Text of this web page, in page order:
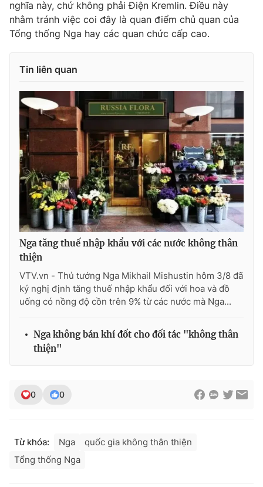
Ðiện thoại Thời báo VTV: 024.66 897 897
Email: toasoan@vtv.vn
Liên hệ quảng cáo: 024-7300.7108
® Cấm sao chép dưới mọi hình thức nếu không có sự chấp
thuận bằng văn bản. Ghi rõ nguồn VTV.vn khi phát hành lại
thông tin từ website này.
nghĩa này, chứ không phải Điện Kremlin. Điều này
nhằm tránh việc coi đây là quan điểm chủ quan của
Tổng thống Nga hay các quan chức cấp cao.
Tin liên quan
Nga tăng thuế nhập khẩu với các nước không thân
thiện
VTV.vn - Thủ tướng Nga Mikhail Mishustin hôm 3/8 đã
ký nghị định tăng thuế nhập khẩu đối với hoa và đồ
uống có nồng độ cồn trên 9% từ các nước mà Nga...
Nga không bán khí đốt cho đối tác "không thân
thiện"
0 0
Từ khóa: Nga
quốc gia không thân thiện
Tổng thống Nga